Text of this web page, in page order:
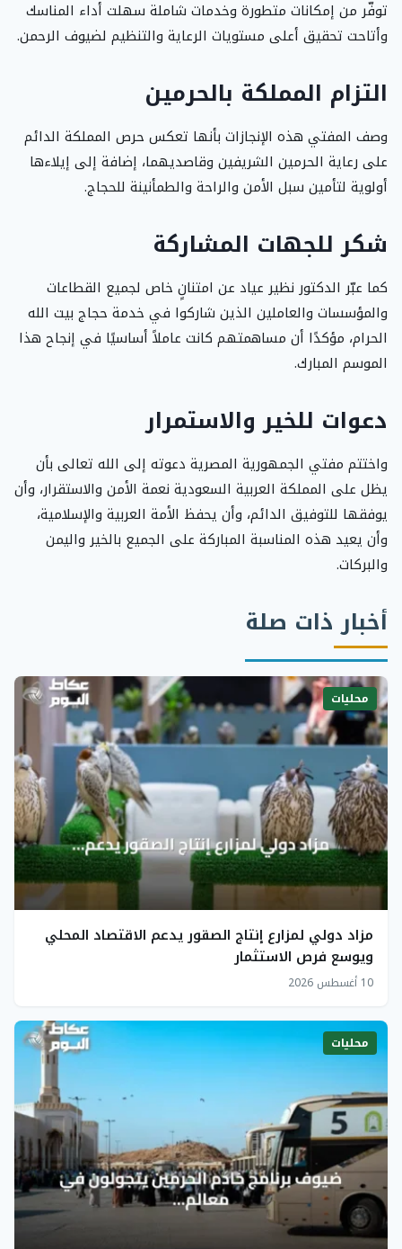
توفّر من إمكانات متطورة وخدمات شاملة سهلت أداء المناسك
وأتاحت تحقيق أعلى مستويات الرعاية والتنظيم لضيوف الرحمن.
التزام المملكة بالحرمين
وصف المفتي هذه الإنجازات بأنها تعكس حرص المملكة الدائم
على رعاية الحرمين الشريفين وقاصديهما، إضافة إلى إيلاءها
أولوية لتأمين سبل الأمن والراحة والطمأنينة للحجاج.
شكر للجهات المشاركة
كما عبّر الدكتور نظير عياد عن امتنانٍ خاص لجميع القطاعات
والمؤسسات والعاملين الذين شاركوا في خدمة حجاج بيت الله
الحرام، مؤكدًا أن مساهمتهم كانت عاملاً أساسيًا في إنجاح هذا
الموسم المبارك.
دعوات للخير والاستمرار
واختتم مفتي الجمهورية المصرية دعوته إلى الله تعالى بأن
يظل على المملكة العربية السعودية نعمة الأمن والاستقرار، وأن
يوفقها للتوفيق الدائم، وأن يحفظ الأمة العربية والإسلامية،
وأن يعيد هذه المناسبة المباركة على الجميع بالخير واليمن
والبركات.
أخبار ذات صلة
محليات
مزاد دولي لمزارع إنتاج الصقور يدعم الاقتصاد المحلي
ويوسع فرص الاستثمار
10 أغسطس 2026
محليات